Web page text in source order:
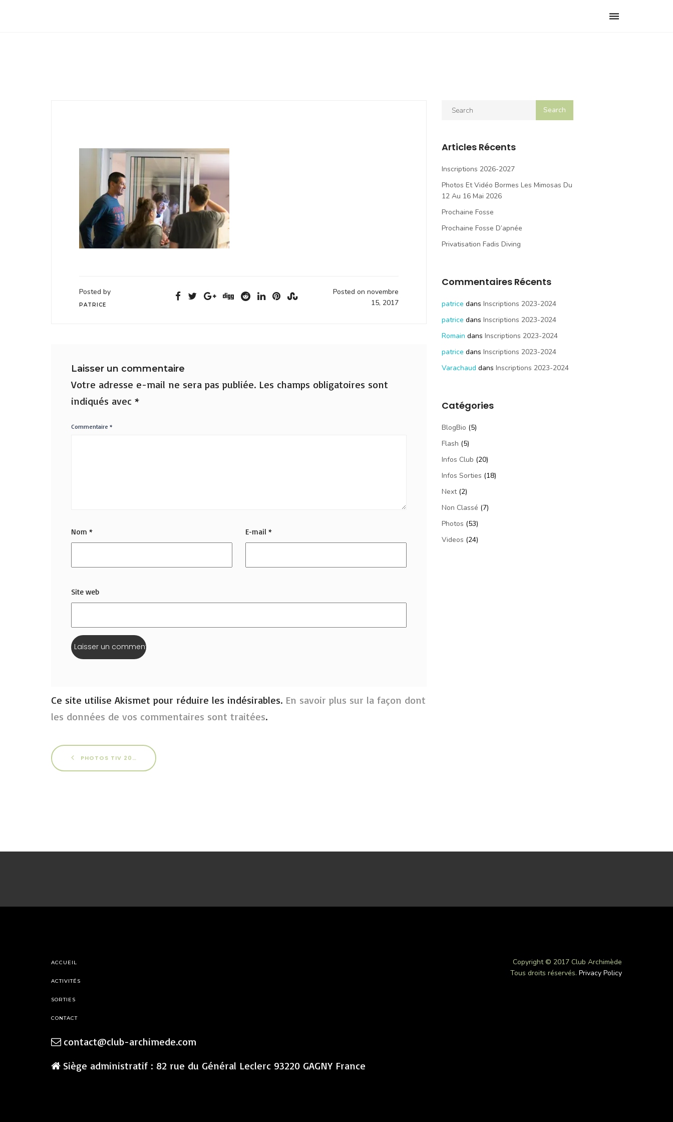
Toggle
Posted by
PATRICE
Posted on novembre
15, 2017
Laisser un commentaire
Votre adresse e-mail ne sera pas publiée. Les champs obligatoires sont
indiqués avec *
Commentaire *
Nom * E-mail*
Site web
Ce site utilise Akismet pour réduire les indésirables. En savoir plus sur la façon dont
les données de vos commentaires sont traitées.
PHOTOS TIV 2016
Articles Récents
Inscriptions 2026-2027
Photos Et Vidéo Bormes Les Mimosas Du
12 Au 16 Mai 2026
Prochaine Fosse
Prochaine Fosse D’apnée
Privatisation Fadis Diving
Commentaires Récents
patrice dans Inscriptions 2023-2024
patrice dans Inscriptions 2023-2024
Romain dans Inscriptions 2023-2024
patrice dans Inscriptions 2023-2024
Varachaud dans Inscriptions 2023-2024
Catégories
BlogBio (5)
Flash (5)
Infos Club (20)
Infos Sorties (18)
Next(2)
Non Classé (7)
Photos (53)
Videos (24)
ACCUEIL
ACTIVITÉS
SORTIES
CONTACT
contact@club-archimede.com
Siège administratif : 82 rue du Général Leclerc 93220 GAGNY France
Copyright © 2017 Club Archimède
Tous droits réservés. Privacy Policy